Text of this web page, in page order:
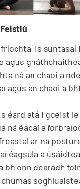
is suntasaí
agus
ná an chaoi a
agus an chaoi a
éard atá i gceist le
ná éadaí a
ar na
éagsúla a
bhíonn dearadh